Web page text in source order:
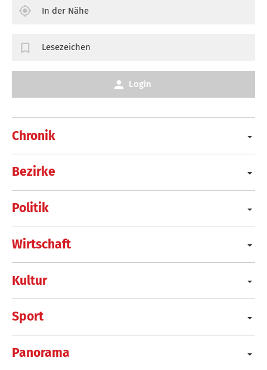
Chronik
Bezirke
Politik
Wirtschaft
Kultur
Sport
Panorama
In der Nähe
Lesezeichen
Login